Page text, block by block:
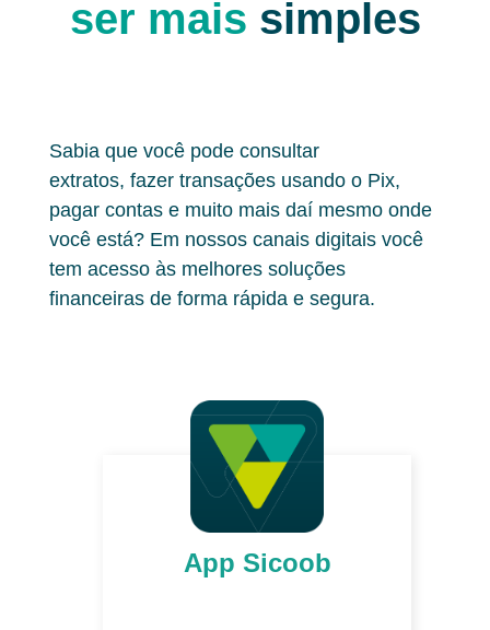
ser mais simples
Sabia que você pode consultar
extratos, fazer transações usando o Pix,
pagar contas e muito mais daí mesmo onde
você está? Em nossos canais digitais você
tem acesso às melhores soluções
financeiras de forma rápida e segura.
App Sicoob